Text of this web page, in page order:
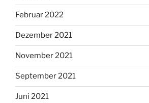
Februar 2022
Dezember 2021
November 2021
September 2021
Juni 2021